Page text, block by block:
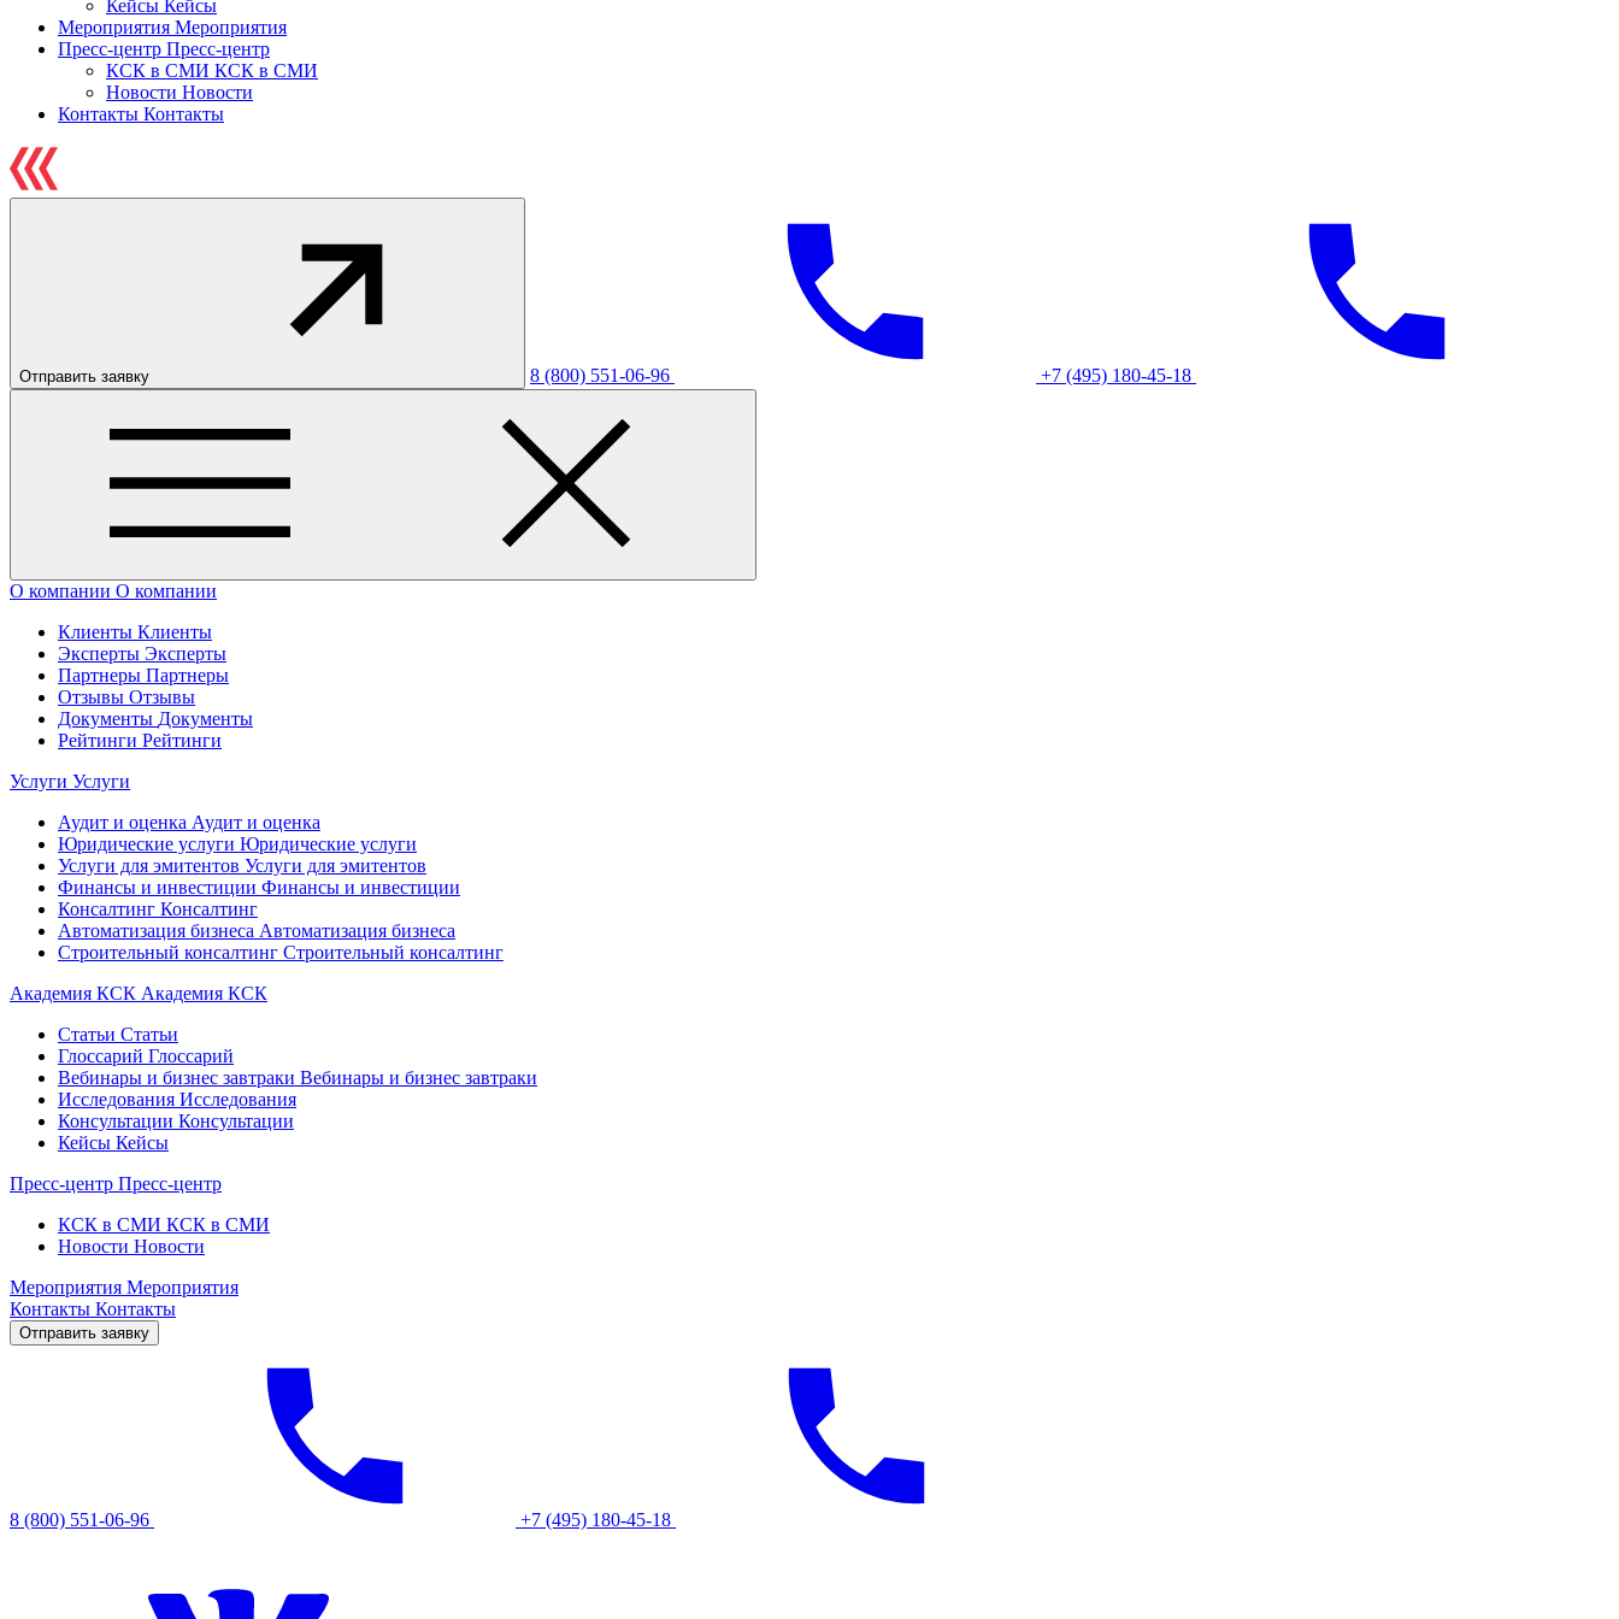
Кейсы Кейсы
Мероприятия Мероприятия
Пресс-центр Пресс-центр
КСК в СМИ КСК в СМИ
Новости Новости
Контакты Контакты
Отправить заявку 8 (800) 551-06-96 +7 (495) 180-45-18
О компании О компании
Клиенты Клиенты
Эксперты Эксперты
Партнеры Партнеры
Отзывы Отзывы
Документы Документы
Рейтинги Рейтинги
Услуги Услуги
Аудит и оценка Аудит и оценка
Юридические услуги Юридические услуги
Услуги для эмитентов Услуги для эмитентов
Финансы и инвестиции Финансы и инвестиции
Консалтинг Консалтинг
Автоматизация бизнеса Автоматизация бизнеса
Строительный консалтинг Строительный консалтинг
Академия КСК Академия КСК
Статьи Статьи
Глоссарий Глоссарий
Вебинары и бизнес завтраки Вебинары и бизнес завтраки
Исследования Исследования
Консультации Консультации
Кейсы Кейсы
Пресс-центр Пресс-центр
КСК в СМИ КСК в СМИ
Новости Новости
Мероприятия Мероприятия
Контакты Контакты
Отправить заявку
8 (800) 551-06-96 +7 (495) 180-45-18